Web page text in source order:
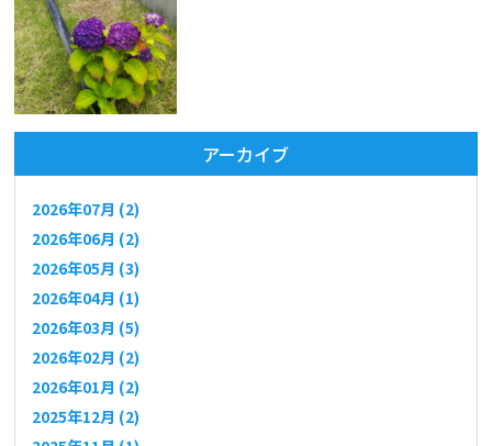
アーカイブ
2026年07月 (2)
2026年06月 (2)
2026年05月 (3)
2026年04月 (1)
2026年03月 (5)
2026年02月 (2)
2026年01月 (2)
2025年12月 (2)